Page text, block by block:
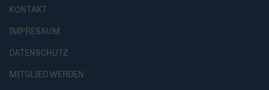
KONTAKT
IMPRESSUM
DATENSCHUTZ
MITGLIED WERDEN